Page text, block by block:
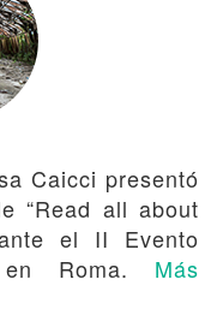
Caicci presentó
“Read all about
el II Evento
Roma. Más